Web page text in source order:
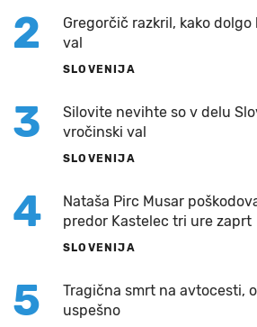
2
Gregorčič razkril, kako
val
SLOVENIJA
3
Silovite nevihte so v delu
vročinski val
SLOVENIJA
4
Nataša Pirc Musar
predor Kastelec tri ure zaprt
SLOVENIJA
5
Tragična smrt na avtocesti,
uspešno